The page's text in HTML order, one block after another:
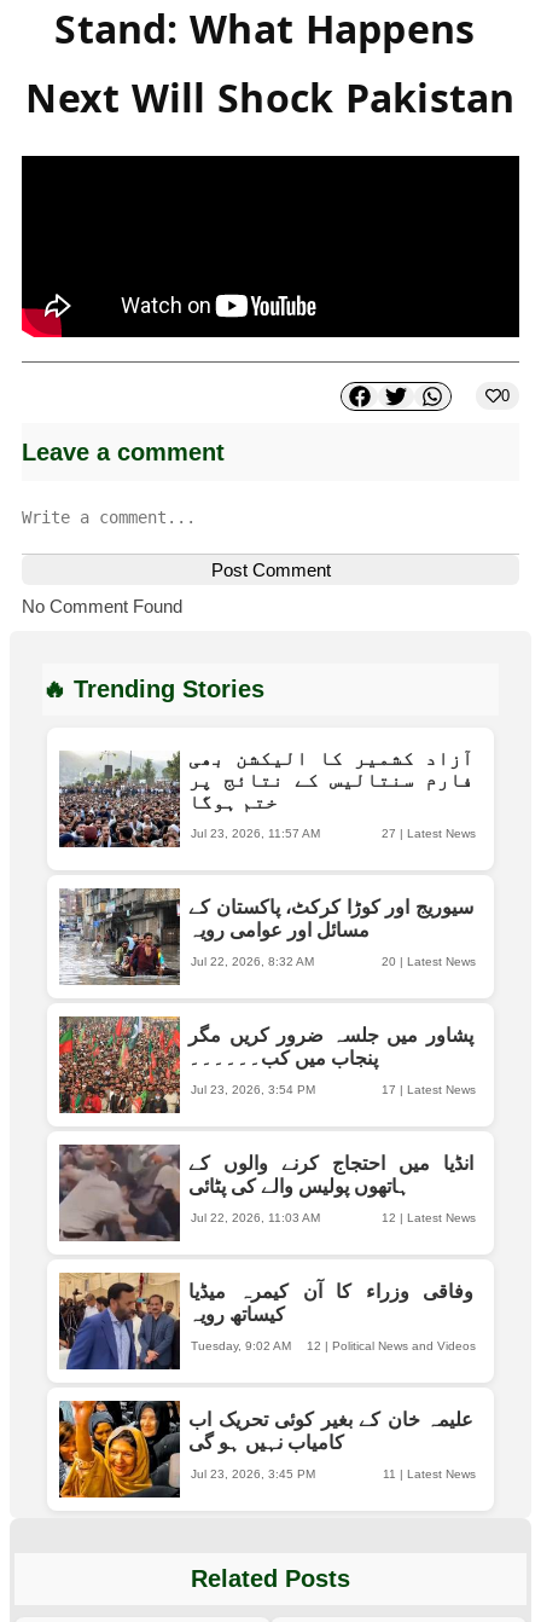
Stand: What Happens
Next Will Shock Pakistan
0
Leave a comment
Post Comment
No Comment Found
🔥 Trending Stories
آزاد کشمیر کا الیکشن بھی
فارم سنتالیس کے نتائج پر
ختم ہوگا
27 | Latest News
Jul 23, 2026, 11:57 AM
سیوریج اور کوڑا کرکٹ، پاکستان کے
مسائل اور عوامی رویہ
20 | Latest News
Jul 22, 2026, 8:32 AM
پشاور میں جلسہ ضرور کریں مگر
پنجاب میں کب۔۔۔۔۔۔
17 | Latest News
Jul 23, 2026, 3:54 PM
انڈیا میں احتجاج کرنے والوں کے
ہاتھوں پولیس والے کی پٹائی
12 | Latest News
Jul 22, 2026, 11:03 AM
وفاقی وزراء کا آن کیمرہ میڈیا
کیساتھ رویہ
12 | Political News and Videos
Tuesday, 9:02 AM
علیمہ خان کے بغیر کوئی تحریک اب
کامیاب نہیں ہو گی
11 | Latest News
Jul 23, 2026, 3:45 PM
Related Posts